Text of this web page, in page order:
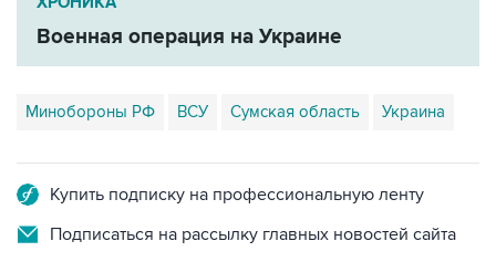
Военная операция на Украине
Минобороны РФ ВСУ Сумская область Украина
Купить подписку на профессиональную ленту
Подписаться на рассылку главных новостей сайта